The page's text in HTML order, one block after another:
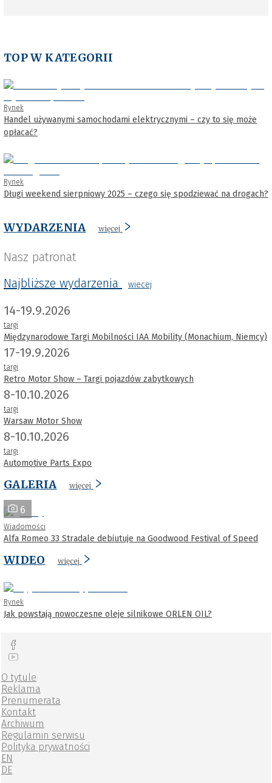
TOP W KATEGORII
Rynek
Handel używanymi samochodami elektrycznymi – czy to się może
opłacać?
Rynek
Długi weekend sierpniowy 2025 – czego się spodziewać na drogach?
WYDARZENIA więcej
Nasz patronat
Najbliższe wydarzenia
wiecej
14-19.9.2026
targi
Międzynarodowe Targi Mobilności IAA Mobility (Monachium, Niemcy)
17-19.9.2026
targi
Retro Motor Show – Targi pojazdów zabytkowych
8-10.10.2026
targi
Warsaw Motor Show
8-10.10.2026
targi
Automotive Parts Expo
GALERIA więcej
6
Wiadomości
Alfa Romeo 33 Stradale debiutuje na Goodwood Festival of Speed
WIDEO więcej
Rynek
Jak powstają nowoczesne oleje silnikowe ORLEN OIL?
O tytule
Reklama
Prenumerata
Kontakt
Archiwum
Regulamin serwisu
Polityka prywatności
EN
DE